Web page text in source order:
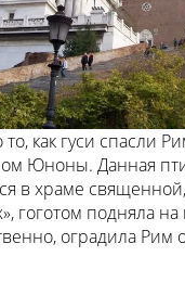
как гуси спасли
Юноны. Данная
в храме
гоготом подняла
оградила Рим